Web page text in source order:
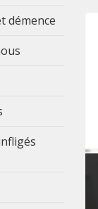
démence